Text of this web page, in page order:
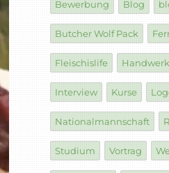
Bewerbung Blog
Butcher Wolf Pack
Fleischislife Handwerk
Interview Kurse
Nationalmannschaft
Studium Vortrag